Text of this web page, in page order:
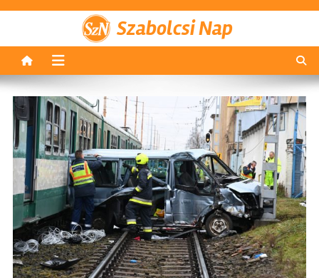
Szabolcsi Nap